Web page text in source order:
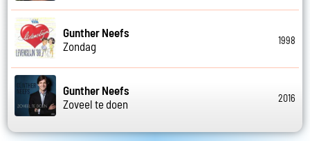
Gunther Neefs
Zondag
1998
Gunther Neefs
Zoveel te doen
2016